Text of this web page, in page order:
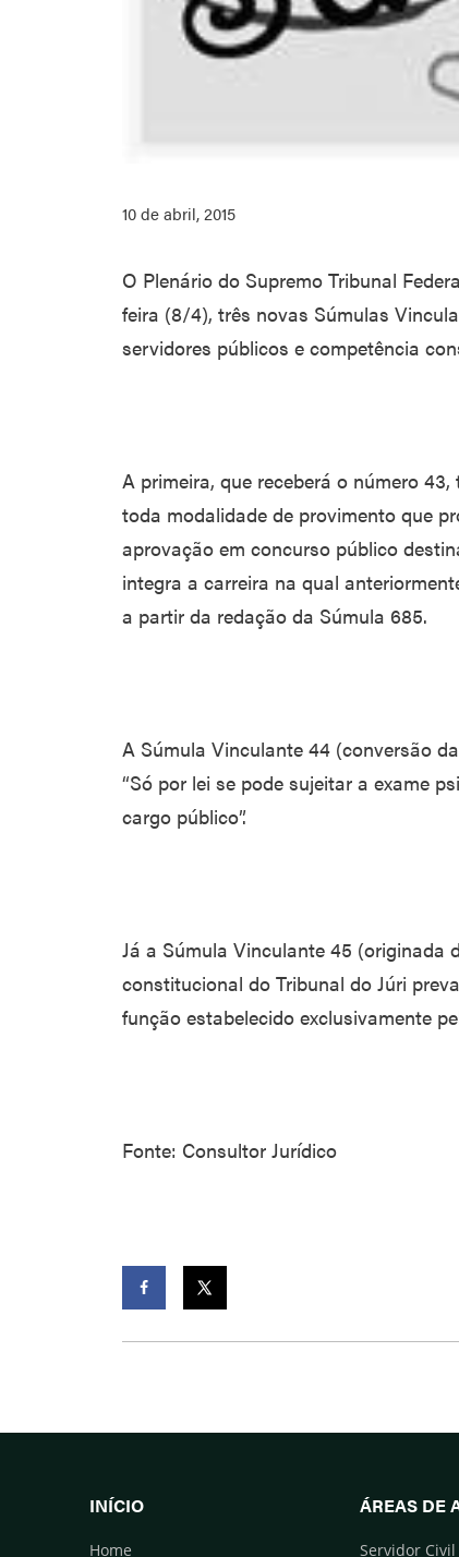
10 de abril, 2015
O Plenário do Supremo Tribunal
feira (8/4), três novas Súmulas
servidores públicos e competência
A primeira, que receberá o número
toda modalidade de provimento que
aprovação em concurso público
integra a carreira na qual
a partir da redação da Súmula 685.
A Súmula Vinculante 44 (conversão
“Só por lei se pode sujeitar a exame
cargo público”.
Já a Súmula Vinculante 45 (originada
constitucional do Tribunal do Júri
função estabelecido exclusivamente
Fonte: Consultor Jurídico
INÍCIO
Home
ÁREAS DE
Servidor Civil